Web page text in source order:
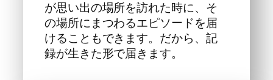
が思い出の場所を訪れた時に、そ
の場所にまつわるエピソードを届
けることもできます。だから、記
録が生きた形で届きます。